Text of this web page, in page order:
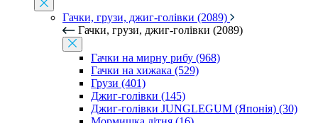
Гачки, грузи, джиг-голівки (2089)
Гачки, грузи, джиг-голівки (2089)
Гачки на мирну рибу (968)
Гачки на хижака (529)
Грузи (401)
Джиг-голівки (145)
Джиг-голівки JUNGLEGUM (Японія) (30)